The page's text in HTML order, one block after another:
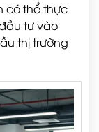
có thể thực
tư vào
thị trường